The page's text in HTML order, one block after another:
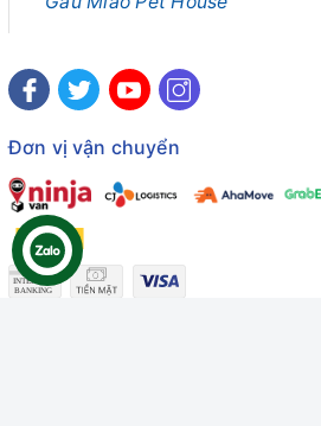
Đơn vị vận chuyển